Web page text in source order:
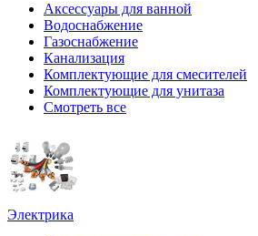
Аксессуары для ванной
Водоснабжение
Газоснабжение
Канализация
Комплектующие для смесителей
Комплектующие для унитаза
Смотреть все
Электрика